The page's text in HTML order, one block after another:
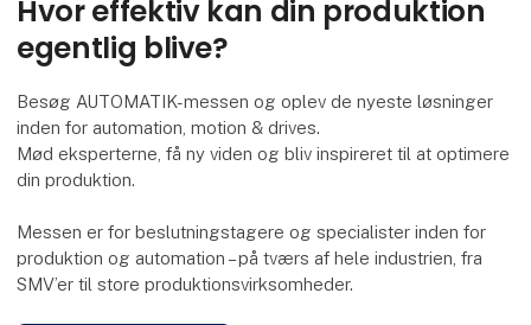
Hvor effektiv kan din produktion
egentlig blive?
Besøg AUTOMATIK-messen og oplev de nyeste løsninger
inden for automation, motion & drives.
Mød eksperterne, få ny viden og bliv inspireret til at optimere
din produktion.
Messen er for beslutningstagere og specialister inden for
produktion og automation – på tværs af hele industrien, fra
SMV’er til store produktionsvirksomheder.